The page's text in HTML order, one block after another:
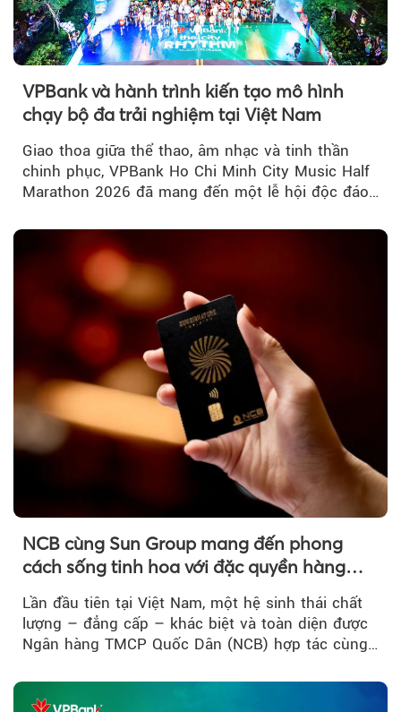
VPBank và hành trình kiến tạo mô hình
chạy bộ đa trải nghiệm tại Việt Nam
Giao thoa giữa thể thao, âm nhạc và tinh thần
chinh phục, VPBank Ho Chi Minh City Music Half
Marathon 2026 đã mang đến một lễ hội độc đáo
NCB cùng Sun Group mang đến phong
cách sống tinh hoa với đặc quyền hàng
Lần đầu tiên tại Việt Nam, một hệ sinh thái chất
lượng – đẳng cấp – khác biệt và toàn diện được
Ngân hàng TMCP Quốc Dân (NCB) hợp tác cùng